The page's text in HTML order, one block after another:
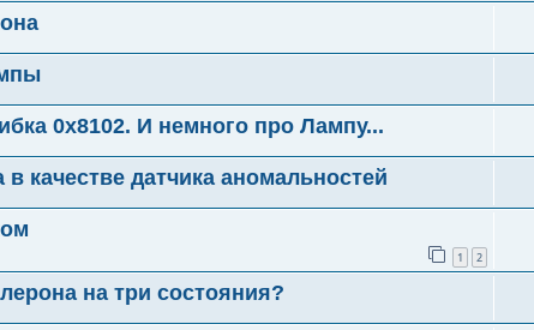
0x8102. И немного про Лампу...
качестве датчика аномальностей
1 2
на три состояния?